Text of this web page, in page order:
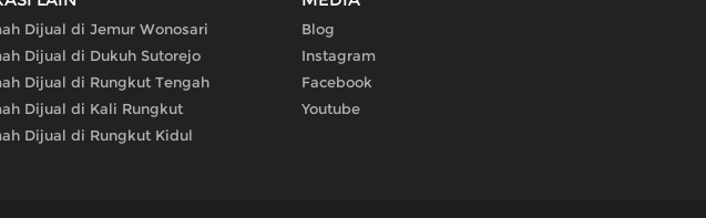
Dijual di Jemur Wonosari
Dijual di Dukuh Sutorejo
Dijual di Rungkut Tengah
Dijual di Kali Rungkut
Dijual di Rungkut Kidul
Blog
Instagram
Facebook
Youtube